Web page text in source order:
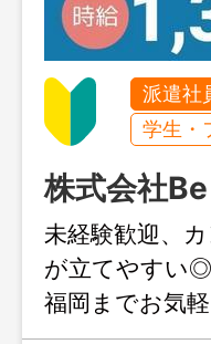
派遣社
学生・
株式会社
未経験歓迎、
が立てやすい
福岡までお気